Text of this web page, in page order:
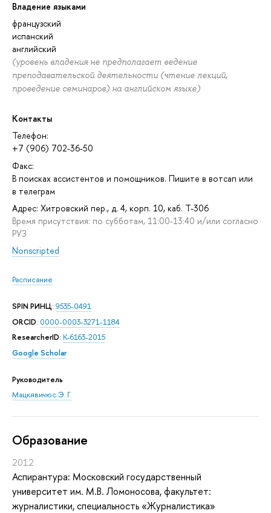
Владение языками
французский
испанский
английский
(уровень владения не предполагает ведение
преподавательской деятельности (чтение лекций,
проведение семинаров) на английском языке)
Контакты
Телефон:
+7 (906) 702-36-50
Факс:
В поисках ассистентов и помощников. Пишите в вотсап или
в телеграм
Адрес: Хитровский пер., д. 4, корп. 10, каб. Т-306
Время присутствия: по субботам, 11:00-13:40 и/или согласно
РУЗ
Nonscripted
Расписание
SPIN РИНЦ: 9535-0491
ORCID: 0000-0003-3271-1184
ResearcherID: K-6163-2015
Google Scholar
Руководитель
Мацкявичюс Э. Г.
Oбразование
2012
Аспирантура: Московский государственный
университет им. М.В. Ломоносова, факультет:
журналистики, специальность «Журналистика»